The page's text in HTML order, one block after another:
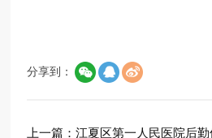
分享到：
上一篇：江夏区第一人民医院后